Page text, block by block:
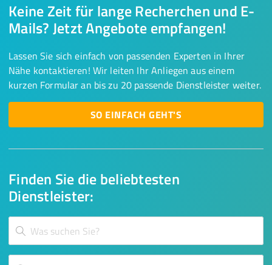
Finden Sie die beliebtesten
Dienstleister:
Keine Zeit für lange Recherchen und E-
Mails? Jetzt Angebote empfangen!
Lassen Sie sich einfach von passenden Experten in Ihrer
Nähe kontaktieren! Wir leiten Ihr Anliegen aus einem
kurzen Formular an bis zu 20 passende Dienstleister weiter.
SO EINFACH GEHT'S